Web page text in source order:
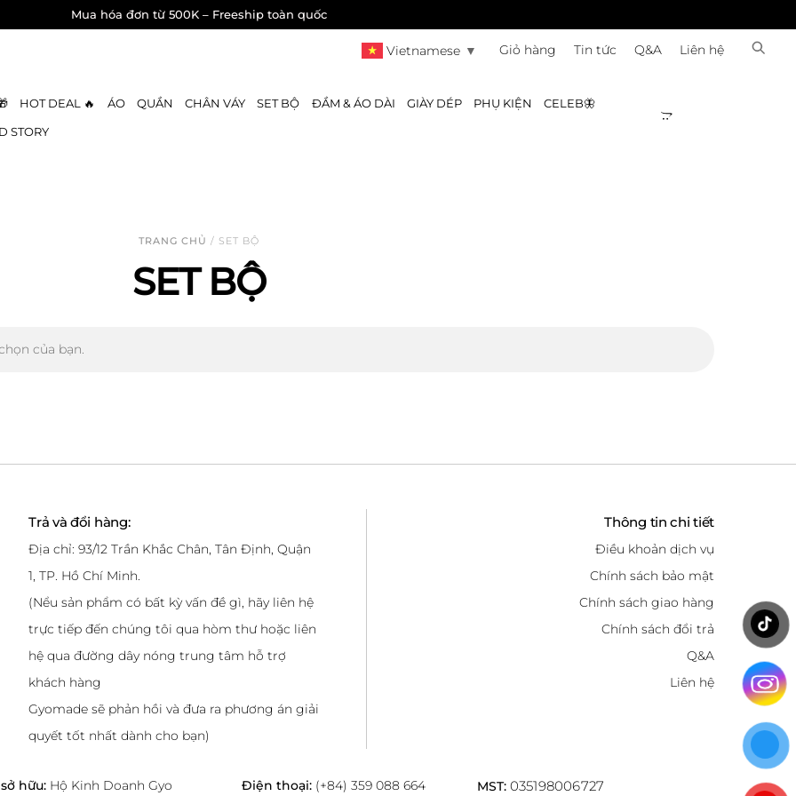
Mua hóa đơn từ 500K – Freeship toàn quốc
Vietnamese ▼ Giỏ hàng Tin tức Q&A Liên hệ
HOT DEAL 🔥 ÁO QUẦN CHÂN VÁY SET BỘ ĐẦM & ÁO DÀI GIÀY DÉP PHỤ KIỆN CELEB🦋
STORY
TRANG CHỦ / SET BỘ
SET BỘ
của bạn.
Trả và đổi hàng:
Địa chỉ: 93/12 Trần Khắc Chân, Tân Định, Quận
1, TP. Hồ Chí Minh.
(Nểu sản phẩm có bất kỳ vấn đề gì, hãy liên hệ
trực tiếp đến chúng tôi qua hòm thư hoặc liên
hệ qua đường dây nóng trung tâm hỗ trợ
khách hàng
Gyomade sẽ phản hồi và đưa ra phương án giải
quyết tốt nhất dành cho bạn)
Thông tin chi tiết
Điều khoản dịch vụ
Chính sách bảo mật
Chính sách giao hàng
Chính sách đổi trả
Q&A
Liên hệ
hữu: Hộ Kinh Doanh Gyo Điện thoại: (+84) 359 088 664 MST: 035198006727